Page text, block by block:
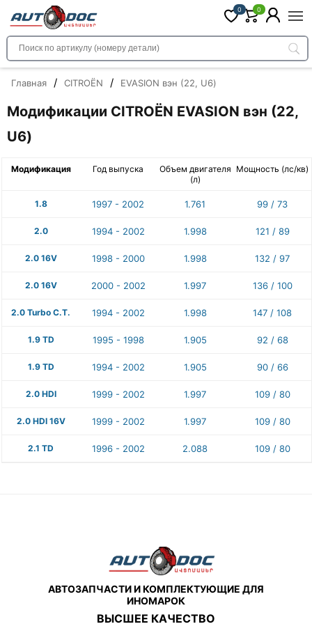
0 0
Главная / CITROËN / EVASION вэн (22, U6)
Модификации CITROËN EVASION вэн (22,
U6)
Модификация Год выпуска
Объем двигателя
(л)
Мощность (лс/кв)
1.8 1997 - 2002 1.761 99 / 73
2.0 1994 - 2002 1.998 121 / 89
2.0 16V 1998 - 2000 1.998 132 / 97
2.0 16V 2000 - 2002 1.997 136 / 100
2.0 Turbo C.T. 1994 - 2002 1.998 147 / 108
1.9 TD 1995 - 1998 1.905 92 / 68
1.9 TD 1994 - 2002 1.905 90 / 66
2.0 HDI 1999 - 2002 1.997 109 / 80
2.0 HDI 16V 1999 - 2002 1.997 109 / 80
2.1 TD 1996 - 2002 2.088 109 / 80
АВТОЗАПЧАСТИ И КОМПЛЕКТУЮЩИЕ ДЛЯ
ИНОМАРОК
ВЫСШЕЕ КАЧЕСТВО